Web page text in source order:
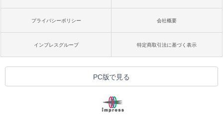
プライバシーポリシー 会社概要
インプレスグループ 特定商取引法に基づく表示
PC版で見る